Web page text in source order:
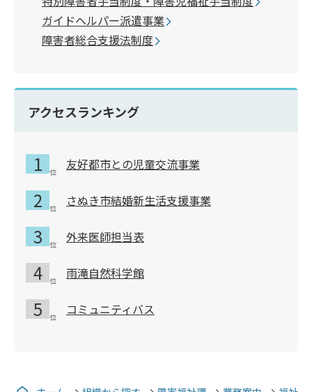
ガイドヘルパー派遣事業
障害者総合支援法制度
アクセスランキング
友好都市との児童交流事業
さぬき市結婚新生活支援事業
外来医師担当表
雨滝自然科学館
コミュニティバス